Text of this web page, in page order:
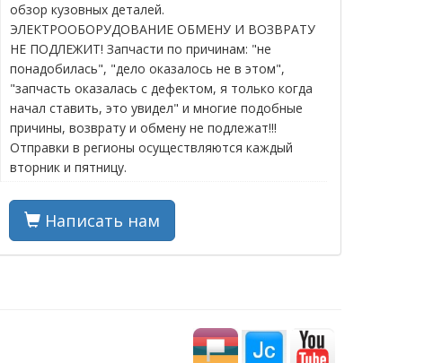
обзор кузовных деталей.
ЭЛЕКТРООБОРУДОВАНИЕ ОБМЕНУ И ВОЗВРАТУ
НЕ ПОДЛЕЖИТ! Запчасти по причинам: "не
понадобилась", "дело оказалось не в этом",
"запчасть оказалась с дефектом, я только когда
начал ставить, это увидел" и многие подобные
причины, возврату и обмену не подлежат!!!
Отправки в регионы осуществляются каждый
вторник и пятницу.
Написать нам